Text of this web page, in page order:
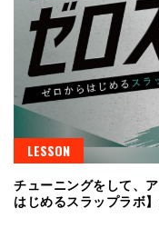
LESSON
チューニングをして、
はじめるスラップラボ